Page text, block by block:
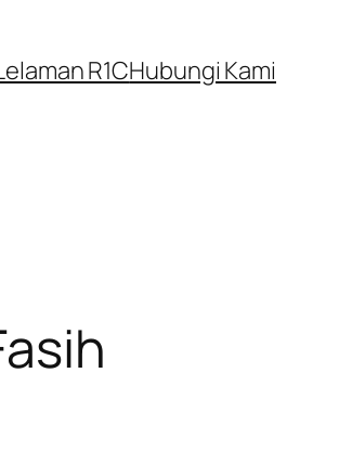
R1CHubungi Kami